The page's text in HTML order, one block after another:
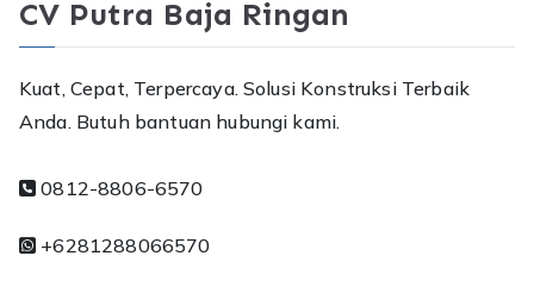
CV Putra Baja Ringan
Kuat, Cepat, Terpercaya. Solusi Konstruksi Terbaik
Anda. Butuh bantuan hubungi kami.
0812-8806-6570
+6281288066570